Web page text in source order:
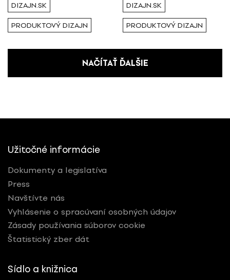
DIZAJN.SK
PRODUKTOVÝ DIZAJN
DIZAJN.SK
PRODUKTOVÝ DIZAJN
NAČÍTAŤ ĎALŠIE
Užitočné informácie
Dokumenty a legislatíva
Press
Navštívte nás
Vyhlásenie o spracúvaní osobných údajov
Zásady používania súborov cookie
Štatistický zber dát
Sídlo a knižnica